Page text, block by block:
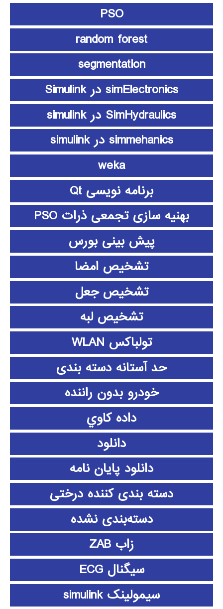
PSO
random forest
segmentation
simElectronics در Simulink
SimHydraulics در simulink
simmehanics در simulink
weka
برنامه نویسی Qt
بهنیه سازی تجمعی ذرات PSO
پیش بینی بورس
تشخیص امضا
تشخیص جعل
تشخیص لبه
تولباکس WLAN
حد آستانه دسته بندی
خودرو بدون راننده
داده كاوي
دانلود
دانلود پايان نامه
دسته بندی کننده درختی
دسته‌بندی نشده
زاب ZAB
سیگنال ECG
سیمولینک simulink